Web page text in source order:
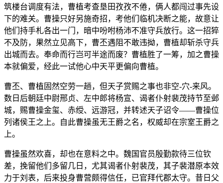
筑楼台调度有法，曹植考查垦田孜孜不倦，俩人都闯过事先设
下的难关。曹操只好另施奇招，考他们临机决断之能，故意让
他们持手札各出一门，暗中吩咐杨沛不准守兵放行。这一招猝
不及防，果然立见高下，曹丕遇阻不敢违拗，曹植却斩杀守兵
出城而去。奉命而行岂可半途而废？曹植胜了一筹，加之曹操
本就偏爱，经此一试他心中天平更偏向曹植。
曹丕、曹植固然空劳一趟，但天子赏赐之事也非空-穴-来风。
数日后朝廷中尉邢贞、左中郎将杨宣、谒者仆射裴茂持节至邺
城，赐曹操金玺、赤绶、远游冠，并转述天子诏令——曹操位
列诸侯王之上。自此曹操虽无王爵之名，权威却在宗室王爵之
上。
曹操虽然欢喜，却也在意料之中。魏国官员殷勤款待三位钦
差，挽留他们多留几日，尤其谒者仆射裴茂，其子裴潜原本效
力于刘表，后来投身曹营颇得信任，已官拜代郡太守。昔日父